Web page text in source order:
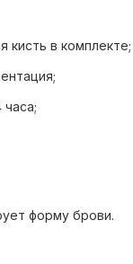
кисть в комплекте;
часа;
около 390 рублей.
форму брови.